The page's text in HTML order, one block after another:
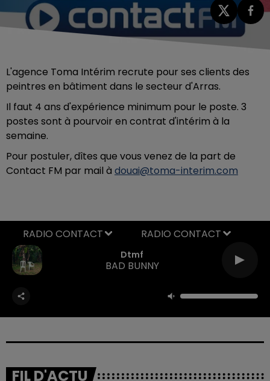
L'agence Toma Intérim recrute pour ses clients des
peintres en bâtiment dans le secteur d'Arras.
Il faut 4 ans d'expérience minimum pour le poste. 3
postes sont à pourvoir en contrat d'intérim à la
semaine.
Pour postuler, dîtes que vous venez de la part de
Contact FM par mail à douai@toma-interim.com
Dtmf
BAD BUNNY
RADIO CONTACT
FIL D'ACTU